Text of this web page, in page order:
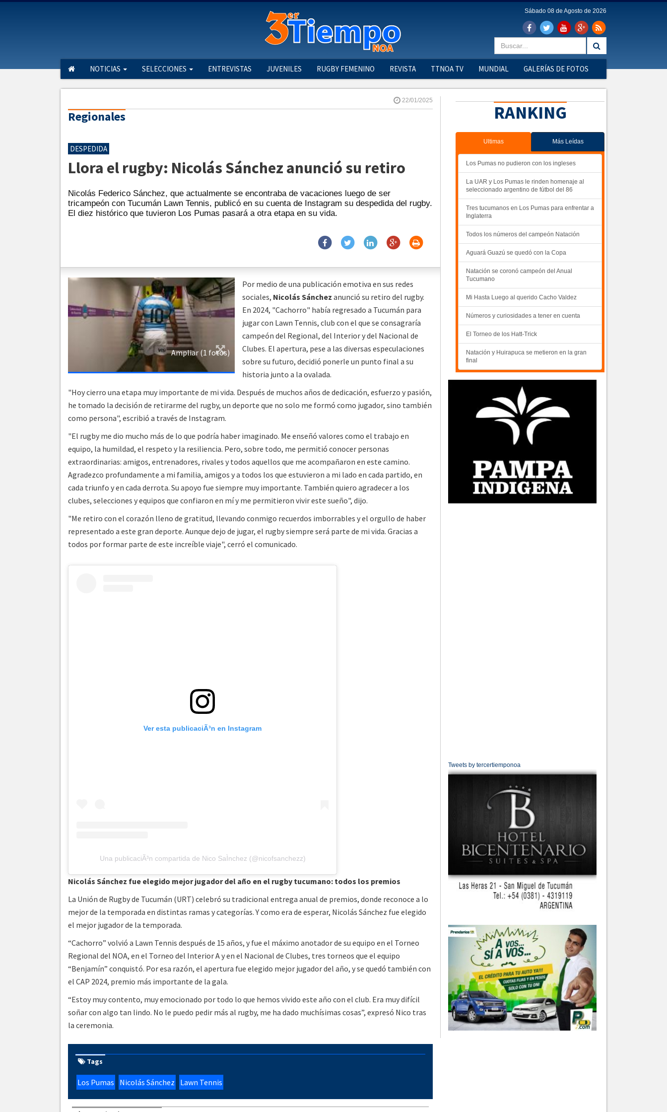
Sábado 08 de Agosto de 2026
NOTICIAS SELECCIONES ENTREVISTAS JUVENILES RUGBY FEMENINO REVISTA TTNOA TV MUNDIAL GALERÍAS DE FOTOS
22/01/2025
Regionales
DESPEDIDA
Llora el rugby: Nicolás Sánchez anunció su retiro
Nicolás Federico Sánchez, que actualmente se encontraba de vacaciones luego de ser
tricampeón con Tucumán Lawn Tennis, publicó en su cuenta de Instagram su despedida del rugby.
El diez histórico que tuvieron Los Pumas pasará a otra etapa en su vida.
Ampliar (1 fotos)
Por medio de una publicación emotiva en sus redes
sociales, Nicolás Sánchez anunció su retiro del rugby.
En 2024, "Cachorro" había regresado a Tucumán para
jugar con Lawn Tennis, club con el que se consagraría
campeón del Regional, del Interior y del Nacional de
Clubes. El apertura, pese a las diversas especulaciones
sobre su futuro, decidió ponerle un punto final a su
historia junto a la ovalada.
"Hoy cierro una etapa muy importante de mi vida. Después de muchos años de dedicación, esfuerzo y pasión,
he tomado la decisión de retirarme del rugby, un deporte que no solo me formó como jugador, sino también
como persona", escribió a través de Instagram.
"El rugby me dio mucho más de lo que podría haber imaginado. Me enseñó valores como el trabajo en
equipo, la humildad, el respeto y la resiliencia. Pero, sobre todo, me permitió conocer personas
extraordinarias: amigos, entrenadores, rivales y todos aquellos que me acompañaron en este camino.
Agradezco profundamente a mi familia, amigos y a todos los que estuvieron a mi lado en cada partido, en
cada triunfo y en cada derrota. Su apoyo fue siempre muy importante. También quiero agradecer a los
clubes, selecciones y equipos que confiaron en mí y me permitieron vivir este sueño", dijo.
"Me retiro con el corazón lleno de gratitud, llevando conmigo recuerdos imborrables y el orgullo de haber
representado a este gran deporte. Aunque dejo de jugar, el rugby siempre será parte de mi vida. Gracias a
todos por formar parte de este increíble viaje", cerró el comunicado.
Ver esta publicaciÃ³n en Instagram
Una publicaciÃ³n compartida de Nico SaÌnchez (@nicofsanchezz)
Nicolás Sánchez fue elegido mejor jugador del año en el rugby tucumano: todos los premios
La Unión de Rugby de Tucumán (URT) celebró su tradicional entrega anual de premios, donde reconoce a lo
mejor de la temporada en distintas ramas y categorías. Y como era de esperar, Nicolás Sánchez fue elegido
el mejor jugador de la temporada.
“Cachorro” volvió a Lawn Tennis después de 15 años, y fue el máximo anotador de su equipo en el Torneo
Regional del NOA, en el Torneo del Interior A y en el Nacional de Clubes, tres torneos que el equipo
“Benjamín” conquistó. Por esa razón, el apertura fue elegido mejor jugador del año, y se quedó también con
el CAP 2024, premio más importante de la gala.
“Estoy muy contento, muy emocionado por todo lo que hemos vivido este año con el club. Era muy difícil
soñar con algo tan lindo. No le puedo pedir más al rugby, me ha dado muchísimas cosas”, expresó Nico tras
la ceremonia.
Tags
Los Pumas Nicolás Sánchez Lawn Tennis
RANKING
Ultimas Más Leídas
Los Pumas no pudieron con los ingleses
La UAR y Los Pumas le rinden homenaje al
seleccionado argentino de fútbol del 86
Tres tucumanos en Los Pumas para enfrentar a
Inglaterra
Todos los números del campeón Natación
Aguará Guazú se quedó con la Copa
Natación se coronó campeón del Anual
Tucumano
Mi Hasta Luego al querido Cacho Valdez
Números y curiosidades a tener en cuenta
El Torneo de los Hatt-Trick
Natación y Huirapuca se metieron en la gran
final
Tweets by tercertiemponoa